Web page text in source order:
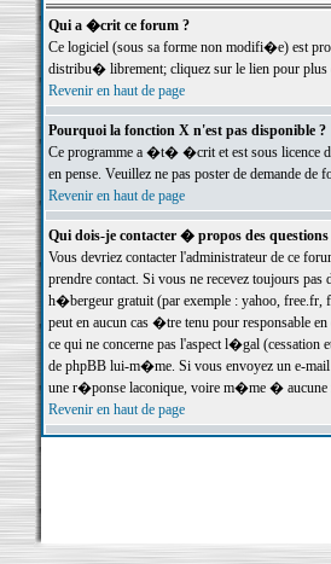
Qui a �crit ce forum ?
Ce logiciel (sous sa forme non modifi�e) est
distribu� librement; cliquez sur le lien pour
Revenir en haut de page
Pourquoi la fonction X n'est pas disponible ?
Ce programme a �t� �crit et est sous licence
en pense. Veuillez ne pas poster de demande
Revenir en haut de page
Qui dois-je contacter � propos des
Vous devriez contacter l'administrateur de ce
prendre contact. Si vous ne recevez toujours
h�bergeur gratuit (par exemple : yahoo, free.fr,
peut en aucun cas �tre tenu pour responsable
ce qui ne concerne pas l'aspect l�gal (cessation
de phpBB lui-m�me. Si vous envoyez un e-mail
une r�ponse laconique, voire m�me �
Revenir en haut de page